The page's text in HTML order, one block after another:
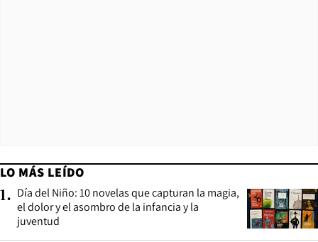
LO MÁS LEÍDO
1. Día del Niño: 10 novelas que capturan la magia,
el dolor y el asombro de la infancia y la
juventud